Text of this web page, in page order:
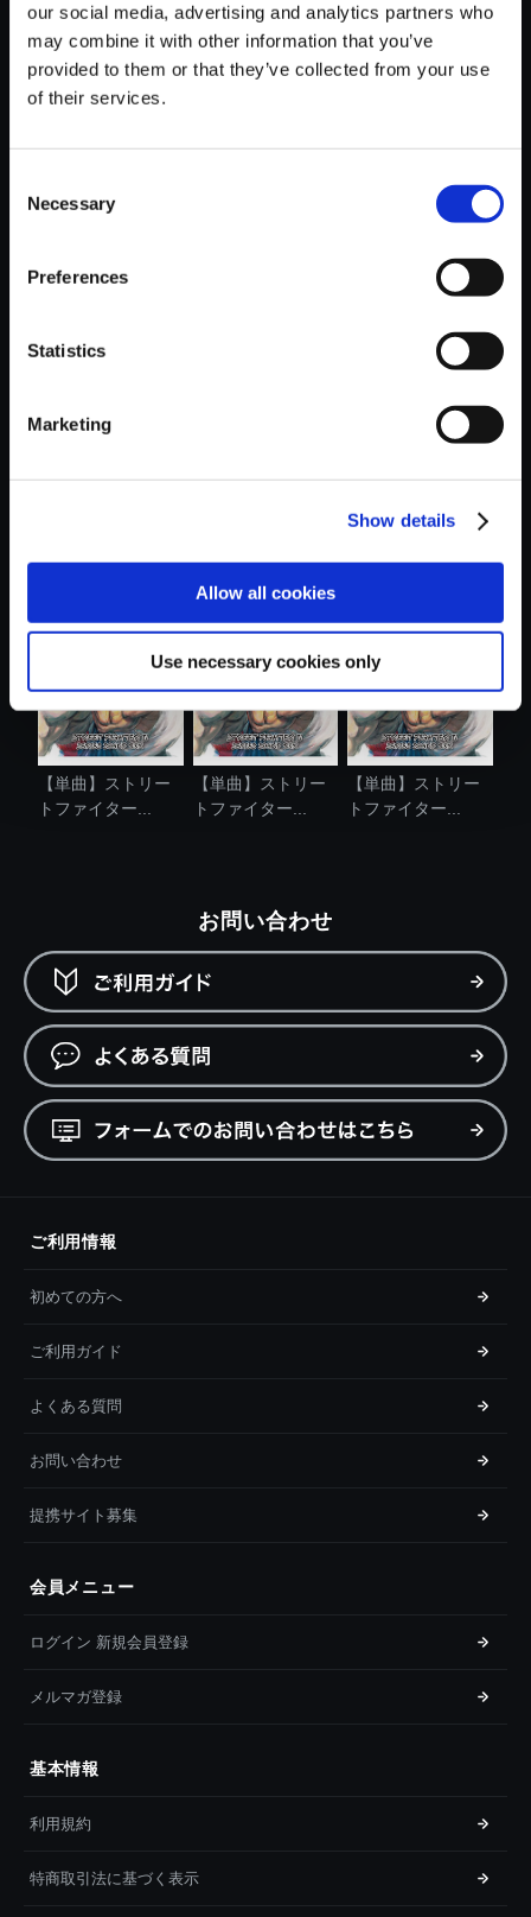
our social media, advertising and analytics partners who
may combine it with other information that you’ve
provided to them or that they’ve collected from your use
of their services.
Selection
Necessary
Preferences
Statistics
Marketing
Show details
Allow all cookies
Use necessary cookies only
【単曲】ストリートファイターI
Vシリーズ サウンドBOX Super
Street Fighter Ⅳ
おすすめ商品
【単曲】ストリー
トファイター...
【単曲】ストリー
トファイター...
【単曲】ストリー
トファイター...
お問い合わせ
ご利用情報
初めての方へ
ご利用ガイド
よくある質問
お問い合わせ
提携サイト募集
会員メニュー
ログイン 新規会員登録
メルマガ登録
基本情報
利用規約
特商取引法に基づく表示